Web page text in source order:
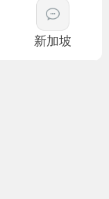
新加坡